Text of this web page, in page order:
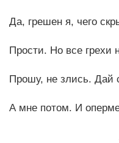
Да, грешен я, чего
Прости. Но все грехи
Прошу, не злись. Дай
А мне потом. И